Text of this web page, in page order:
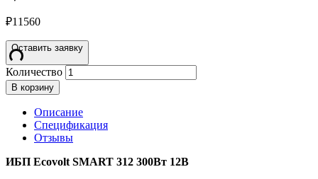
₽11560
Оставить заявку
Количество
В корзину
Описание
Спецификация
Отзывы
ИБП Ecovolt SMART 312 300Вт 12В